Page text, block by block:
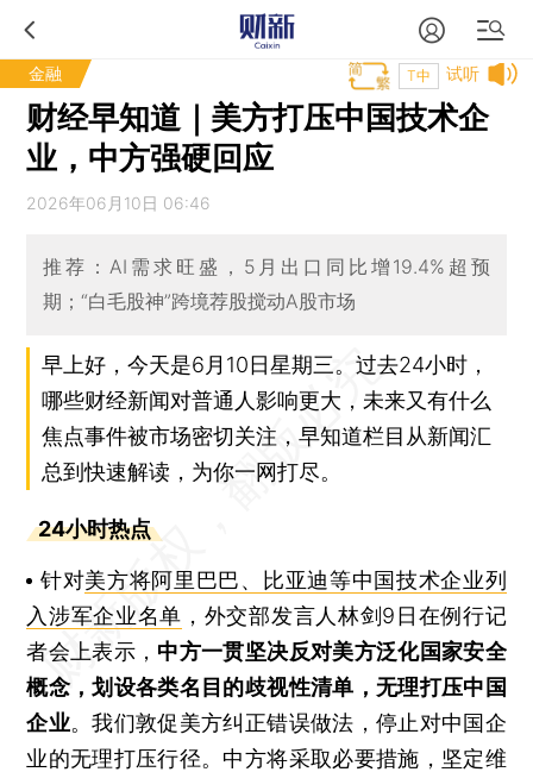
金融 试听
T中
财经早知道｜美方打压中国技术企
业，中方强硬回应
2026年06月10日 06:46
推荐：AI需求旺盛，5月出口同比增19.4%超预
期；“白毛股神”跨境荐股搅动A股市场
早上好，今天是6月10日星期三。过去24小时，
哪些财经新闻对普通人影响更大，未来又有什么
焦点事件被市场密切关注，早知道栏目从新闻汇
总到快速解读，为你一网打尽。
24小时热点
针对美方将阿里巴巴、比亚迪等中国技术企业列
入涉军企业名单 ，外交部发言人林剑9日在例行记
者会上表示， 中方一贯坚决反对美方泛化国家安全
概念，划设各类名目的歧视性清单，无理打压中国
企业。我们敦促美方纠正错误做法，停止对中国企
业的无理打压行径。中方将采取必要措施，坚定维